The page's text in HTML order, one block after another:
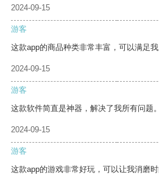
2024-09-15
游客
这款app的商品种类非常丰富，可以满足我
2024-09-15
游客
这款软件简直是神器，解决了我所有问题。
2024-09-15
游客
这款app的游戏非常好玩，可以让我消磨时